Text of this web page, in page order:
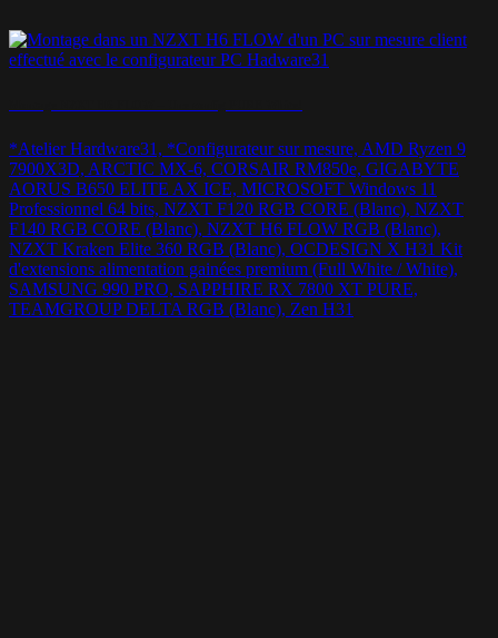
*Atelier Hardware31, *Configurateur sur mesure, AMD Ryzen 9
7900X3D, ARCTIC MX-6, CORSAIR RM850e, GIGABYTE
AORUS B650 ELITE AX ICE, MICROSOFT Windows 11
Professionnel 64 bits, NZXT F120 RGB CORE (Blanc), NZXT
F140 RGB CORE (Blanc), NZXT H6 FLOW RGB (Blanc),
NZXT Kraken Elite 360 RGB (Blanc), OCDESIGN X H31 Kit
d'extensions alimentation gainées premium (Full White / White),
SAMSUNG 990 PRO, SAPPHIRE RX 7800 XT PURE,
TEAMGROUP DELTA RGB (Blanc), Zen H31